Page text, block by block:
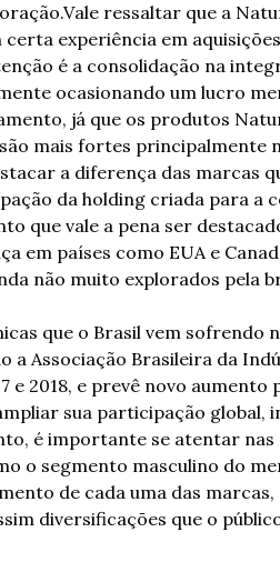
Vale ressaltar que a
experiência em
é a consolidação na
ocasionando um lucro
já que os produtos
mais fortes principalmente
a diferença das marcas
da holding criada para a
que vale a pena ser
em países como EUA e
não muito explorados pela
que o Brasil vem sofrendo
a Associação Brasileira da
e 2018, e prevê novo aumento
sua participação global,
é importante se atentar
o segmento masculino do
de cada uma das marcas,
diversificações que o